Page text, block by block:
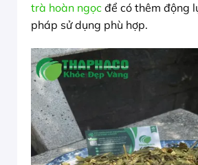
trà hoàn ngọc để có thêm động
pháp sử dụng phù hợp.